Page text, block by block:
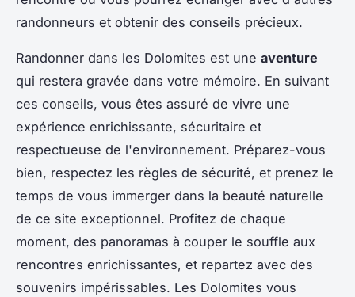
randonneurs et obtenir des conseils précieux.
Randonner dans les Dolomites est une aventure
qui restera gravée dans votre mémoire. En suivant
ces conseils, vous êtes assuré de vivre une
expérience enrichissante, sécuritaire et
respectueuse de l'environnement. Préparez-vous
bien, respectez les règles de sécurité, et prenez le
temps de vous immerger dans la beauté naturelle
de ce site exceptionnel. Profitez de chaque
moment, des panoramas à couper le souffle aux
rencontres enrichissantes, et repartez avec des
souvenirs impérissables. Les Dolomites vous